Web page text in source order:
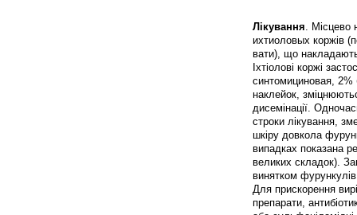
Лікування. Місцево
ихтиоловых коржів
вати), що
Іхтіолові коржі
синтомициновая, 2%
наклейок,
дисемінації.
строки лікування,
шкіру довкола
випадках показана
великих складок).
винятком
Для прискорення
препарати,